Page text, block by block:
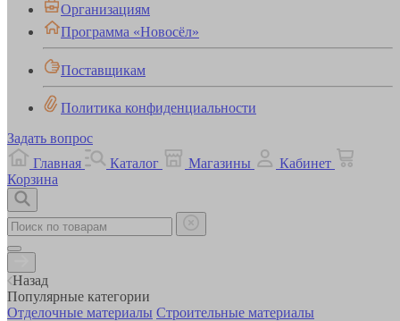
Организациям
Программа «Новосёл»
Поставщикам
Политика конфиденциальности
Задать вопрос
Главная
Каталог Магазины
Кабинет
Корзина
Назад
Популярные категории
Отделочные материалы Строительные материалы